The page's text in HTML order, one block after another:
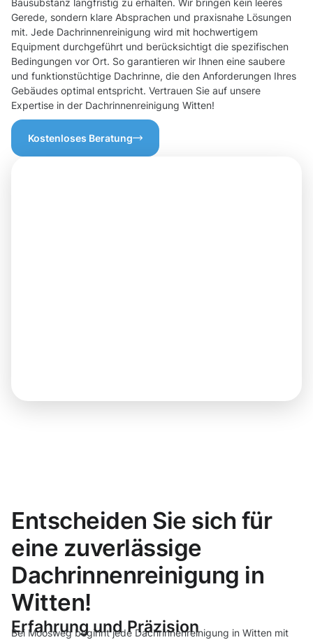
Bausubstanz langfristig zu erhalten. Wir bringen kein leeres
Gerede, sondern klare Absprachen und praxisnahe Lösungen
mit. Jede Dachrinnenreinigung wird mit hochwertigem
Equipment durchgeführt und berücksichtigt die spezifischen
Bedingungen vor Ort. So garantieren wir Ihnen eine saubere
und funktionstüchtige Dachrinne, die den Anforderungen Ihres
Gebäudes optimal entspricht. Vertrauen Sie auf unsere
Expertise in der Dachrinnenreinigung Witten!
Kostenloses Beratung
Entscheiden Sie sich für
eine zuverlässige
Dachrinnenreinigung in
Witten!
Erfahrung und Präzision
Bei Moosweg beginnt jede Dachrinnenreinigung in Witten mit